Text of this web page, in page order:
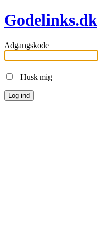
Godelinks.dk
Adgangskode
Husk mig